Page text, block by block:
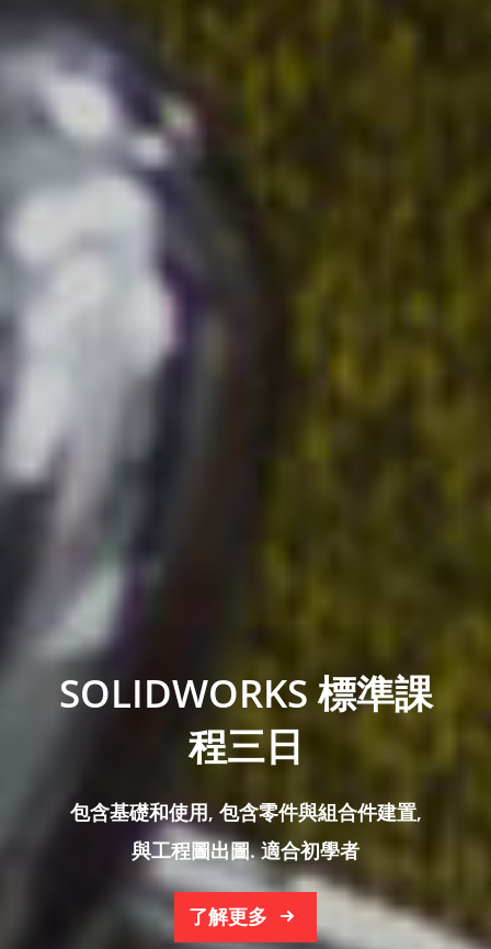
划行在SOLIDWORKS的
大海中
覺得失去方向嗎？ 直播課程開課囉 !
了解更多
SOLIDWORKS 標準課
程三日
包含基礎和使用, 包含零件與組合件建置,
與工程圖出圖. 適合初學者
了解更多
SOLIDWORKS
Simulation 標準課程
體SOLIDWORKS Simulation (原稱
COSMOS)進行教學
了解更多